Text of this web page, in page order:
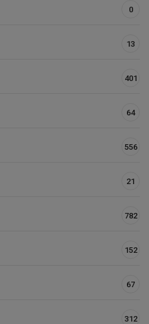
0
13
401
64
556
21
782
152
67
312